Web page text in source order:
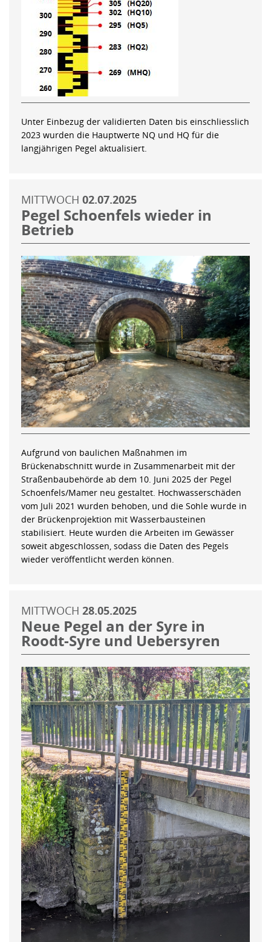
Unter Einbezug der validierten Daten bis einschliesslich
2023 wurden die Hauptwerte NQ und HQ für die
langjährigen Pegel aktualisiert.
MITTWOCH 02.07.2025
Pegel Schoenfels wieder in
Betrieb
Aufgrund von baulichen Maßnahmen im
Brückenabschnitt wurde in Zusammenarbeit mit der
Straßenbaubehörde ab dem 10. Juni 2025 der Pegel
Schoenfels/Mamer neu gestaltet. Hochwasserschäden
vom Juli 2021 wurden behoben, und die Sohle wurde in
der Brückenprojektion mit Wasserbausteinen
stabilisiert. Heute wurden die Arbeiten im Gewässer
soweit abgeschlossen, sodass die Daten des Pegels
wieder veröffentlicht werden können.
MITTWOCH 28.05.2025
Neue Pegel an der Syre in
Roodt-Syre und Uebersyren